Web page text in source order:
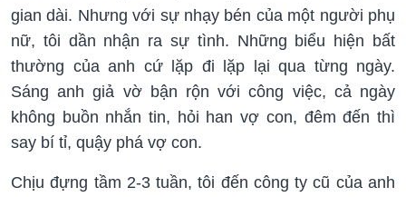
gian dài. Nhưng với sự nhạy bén của một người phụ
nữ, tôi dần nhận ra sự tình. Những biểu hiện bất
thường của anh cứ lặp đi lặp lại qua từng ngày.
Sáng anh giả vờ bận rộn với công việc, cả ngày
không buồn nhắn tin, hỏi han vợ con, đêm đến thì
say bí tỉ, quậy phá vợ con.
Chịu đựng tầm 2-3 tuần, tôi đến công ty cũ của anh